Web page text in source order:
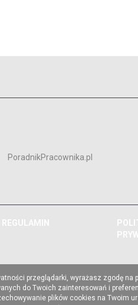
PoradnikPracownika.pl
REGULAMIN
przeglądarki, wyrażasz zgodę na
do Twoich zainteresowań i
plików cookies na Twoim